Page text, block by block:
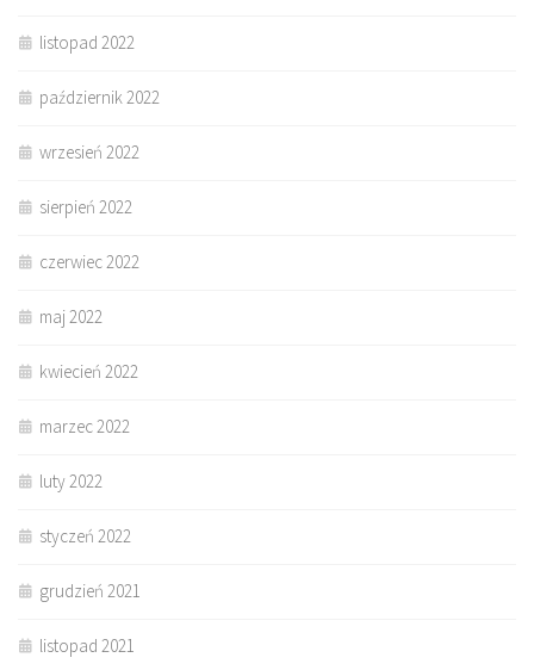
listopad 2022
październik 2022
wrzesień 2022
sierpień 2022
czerwiec 2022
maj 2022
kwiecień 2022
marzec 2022
luty 2022
styczeń 2022
grudzień 2021
listopad 2021